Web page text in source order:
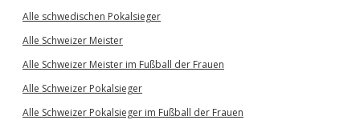
Alle schwedischen Pokalsieger
Alle Schweizer Meister
Alle Schweizer Meister im Fußball der Frauen
Alle Schweizer Pokalsieger
Alle Schweizer Pokalsieger im Fußball der Frauen